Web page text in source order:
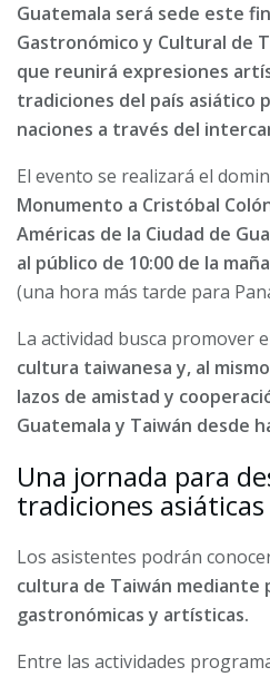
Guatemala será sede este
Gastronómico y Cultural de
que reunirá expresiones
tradiciones del país asiático
naciones a través del
El evento se realizará el
Monumento a Cristóbal
Américas de la Ciudad de
al público de 10:00 de la
(una hora más tarde para
La actividad busca promover
cultura taiwanesa y, al
lazos de amistad y
Guatemala y Taiwán desde
Una jornada para
tradiciones asiáticas
Los asistentes podrán
cultura de Taiwán mediante
gastronómicas y artísticas.
Entre las actividades